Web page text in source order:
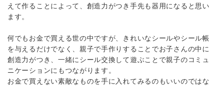
えて作ることによって、創造力がつき手先も器用になると思い
ます。
何でもお金で買える世の中ですが、きれいなシールやシール帳
を与えるだけでなく、親子で手作りすることでお子さんの中に
創造力がつき、一緒にシール交換して遊ぶことで親子のコミュ
ニケーションにもつながります。
お金で買えない素敵なものを手に入れてみるのもいいのではな